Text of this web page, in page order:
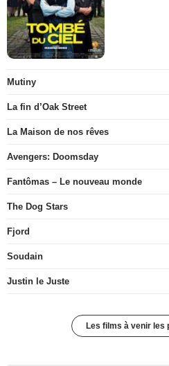
Mutiny
La fin d’Oak Street
La Maison de nos rêves
Avengers: Doomsday
Fantômas – Le nouveau monde
The Dog Stars
Fjord
Soudain
Justin le Juste
Les films à venir les